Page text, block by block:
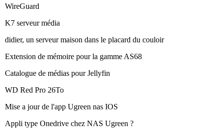
WireGuard
K7 serveur média
didier, un serveur maison dans le placard du couloir
Extension de mémoire pour la gamme AS68
Catalogue de médias pour Jellyfin
WD Red Pro 26To
Mise a jour de l'app Ugreen nas IOS
Appli type Onedrive chez NAS Ugreen ?